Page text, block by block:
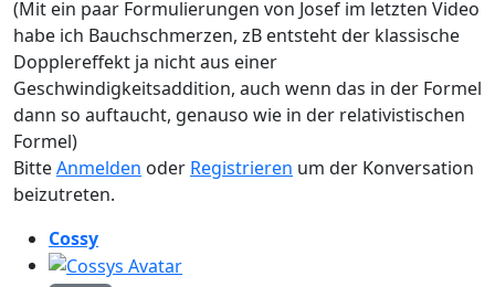
(Mit ein paar Formulierungen von Josef im letzten Video
habe ich Bauchschmerzen, zB entsteht der klassische
Dopplereffekt ja nicht aus einer
Geschwindigkeitsaddition, auch wenn das in der Formel
dann so auftaucht, genauso wie in der relativistischen
Formel)
BitteAnmelden oder Registrieren um der Konversation
beizutreten.
Cossy